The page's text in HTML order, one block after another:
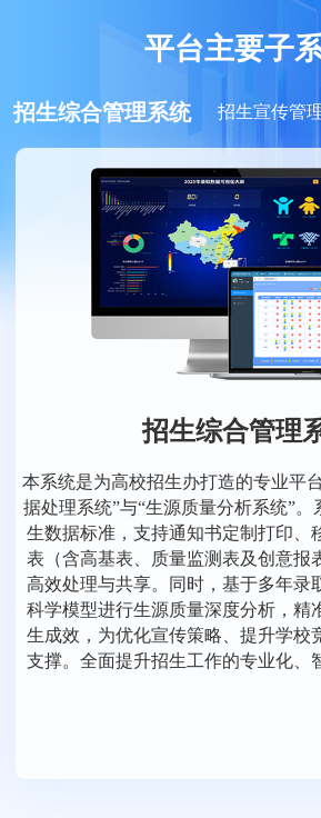
平台主要子
招生综合管理
本系统是为高校招生办打造的专业平
据处理系统”与“生源质量分析系统”
生数据标准，支持通知书定制打印、
表（含高基表、质量监测表及创意报
高效处理与共享。同时，基于多年录
科学模型进行生源质量深度分析，精
生成效，为优化宣传策略、提升学校
支撑。全面提升招生工作的专业化、
招生综合管理系统 招生宣传管